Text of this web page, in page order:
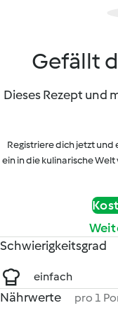
Gefällt
Dieses Rezept und
Registriere dich jetzt und
ein in die kulinarische
Schwierigkeitsgrad
einfach
Nährwerte pro 1